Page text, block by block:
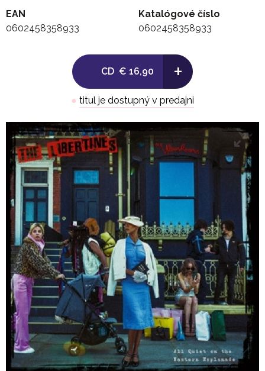
EAN
0602458358933
Katalógové číslo
0602458358933
CD € 16,90 +
● titul je dostupný v predajni